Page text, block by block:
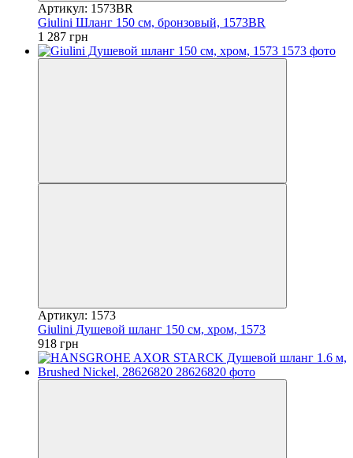
Артикул: 1573BR
Giulini Шланг 150 см, бронзовый, 1573BR
1 287 грн
Артикул: 1573
Giulini Душевой шланг 150 см, хром, 1573
918 грн